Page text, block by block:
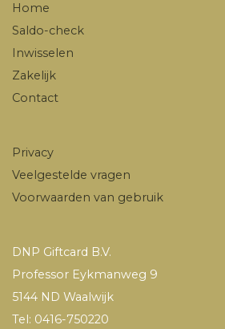
Home
Saldo-check
Inwisselen
Zakelijk
Contact
Privacy
Veelgestelde vragen
Voorwaarden van gebruik
DNP Giftcard B.V.
Professor Eykmanweg 9
5144 ND Waalwijk
Tel: 0416-750220